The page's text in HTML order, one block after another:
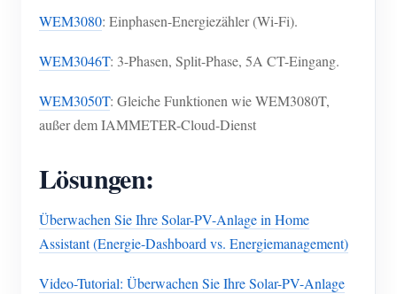
WEM3080: Einphasen-Energiezähler (Wi-Fi).
WEM3046T: 3-Phasen, Split-Phase, 5A CT-Eingang.
WEM3050T: Gleiche Funktionen wie WEM3080T,
außer dem IAMMETER-Cloud-Dienst
Lösungen:
Überwachen Sie Ihre Solar-PV-Anlage in Home
Assistant (Energie-Dashboard vs. Energiemanagement)
Video-Tutorial: Überwachen Sie Ihre Solar-PV-Anlage